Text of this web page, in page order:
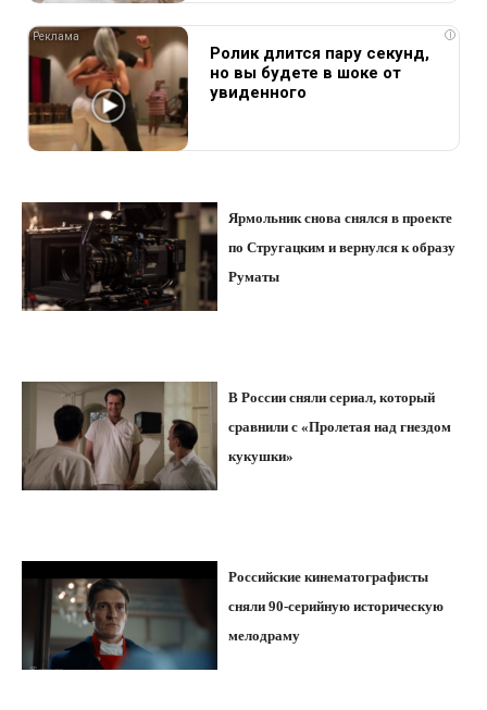
i
Ролик длится пару секунд,
но вы будете в шоке от
увиденного
Ярмольник снова снялся в проекте
по Стругацким и вернулся к образу
Руматы
В России сняли сериал, который
сравнили с «Пролетая над гнездом
кукушки»
Российские кинематографисты
сняли 90-серийную историческую
мелодраму